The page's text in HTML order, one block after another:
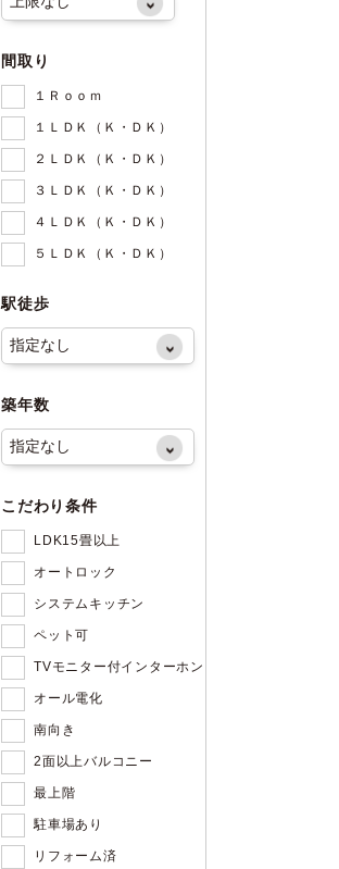
間取り
１Ｒｏｏｍ
１ＬＤＫ（Ｋ・ＤＫ）
２ＬＤＫ（Ｋ・ＤＫ）
３ＬＤＫ（Ｋ・ＤＫ）
４ＬＤＫ（Ｋ・ＤＫ）
５ＬＤＫ（Ｋ・ＤＫ）
駅徒歩
築年数
こだわり条件
LDK15畳以上
オートロック
システムキッチン
ペット可
TVモニター付インターホン
オール電化
南向き
2面以上バルコニー
最上階
駐車場あり
リフォーム済